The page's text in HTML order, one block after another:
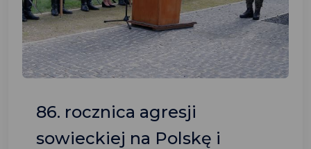
86. rocznica agresji
sowieckiej na Polskę i